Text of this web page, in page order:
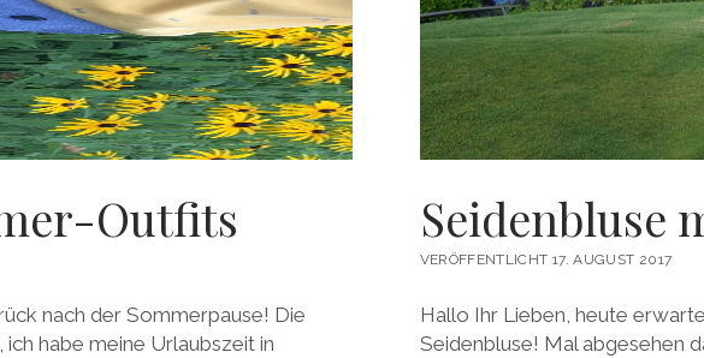
Outfits
nach der Sommerpause! Die
habe meine Urlaubszeit in
Seidenbluse
VERÖFFENTLICHT 17. AUGUST 2017
Hallo Ihr Lieben, heute
Seidenbluse! Mal abgesehen